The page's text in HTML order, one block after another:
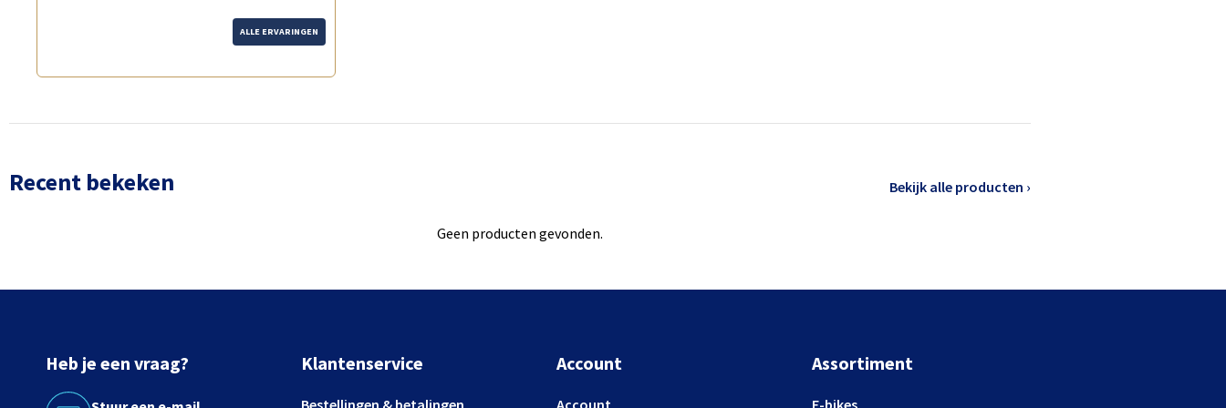
ALLE ERVARINGEN
Recent bekeken Bekijk alle producten ›
Geen producten gevonden.
Heb je een vraag? Klantenservice
Bestellingen & betalingen
Account
Account
Assortiment
E-bikes